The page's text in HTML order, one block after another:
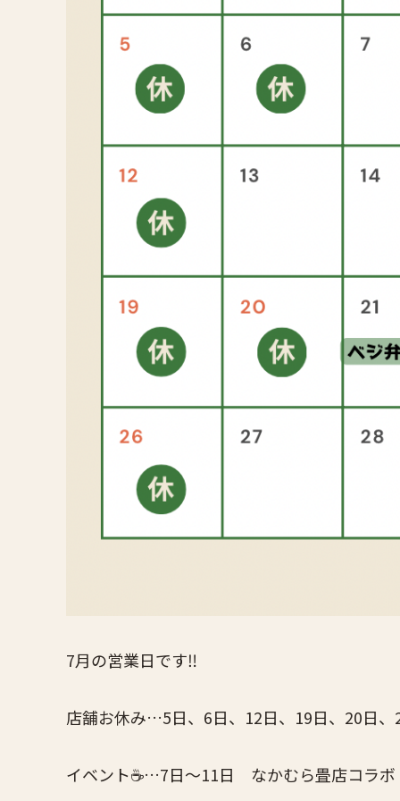
7月の営業日です‼️
店舗お休み…5日、6日、12日、19日、20日、
イベント☕️…7日〜11日 なかむら畳店コラボ